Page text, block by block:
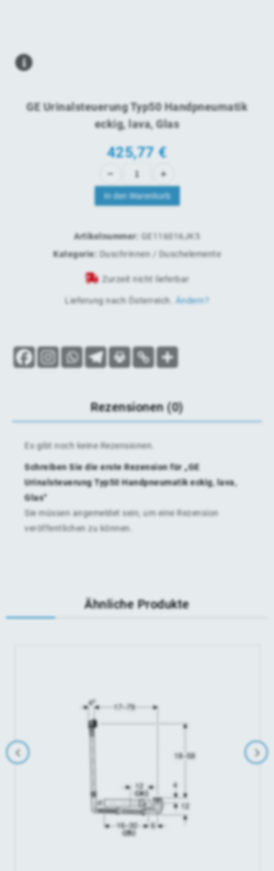
GE Urinalsteuerung Typ50 Handpneumatik
eckig, lava, Glas
425,77€
In den Warenkorb
Artikelnummer:
GE116016JK5
Kategorie:
Duschrinnen / Duschelemente
Zurzeit nicht lieferbar
Lieferung nach Österreich Ändern?
Rezensionen (0)
Es gibt noch keine Rezensionen.
Schreiben Sie die erste Rezension für „GE
Urinalsteuerung Typ50 Handpneumatik eckig, lava,
Glas“
Sie müssen angemeldet sein, um eine Rezension
veröffentlichen zu können.
Ähnliche Produkte